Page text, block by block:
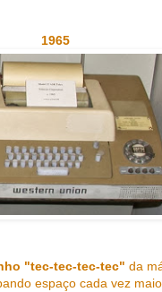
1965
"tec-tec-tec-tec" da
espaço cada vez